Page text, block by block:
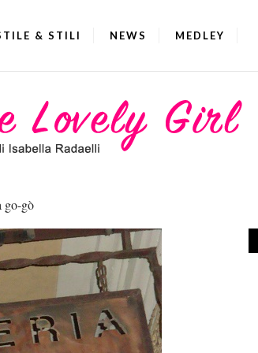
& STILI NEWS MEDLEY
go-gò